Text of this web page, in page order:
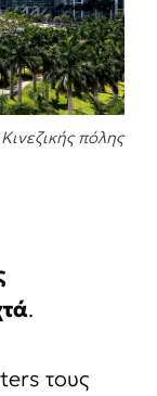
πόλης
.
τους